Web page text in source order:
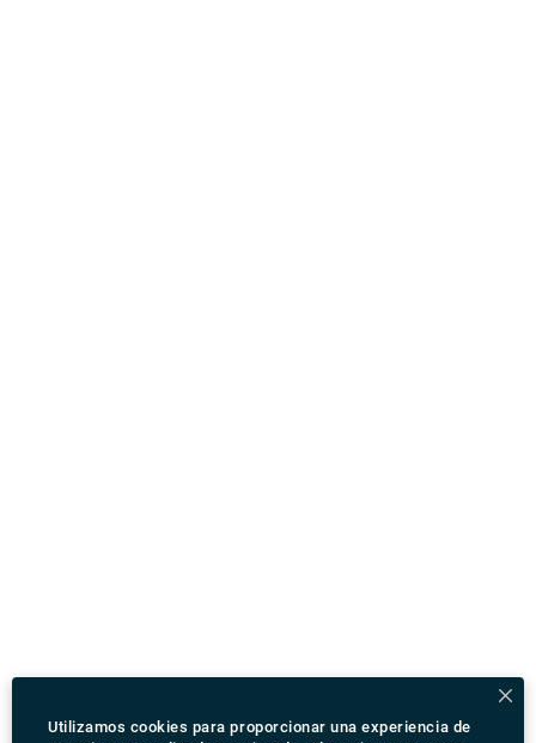
Utilizamos cookies para proporcionar una experiencia de